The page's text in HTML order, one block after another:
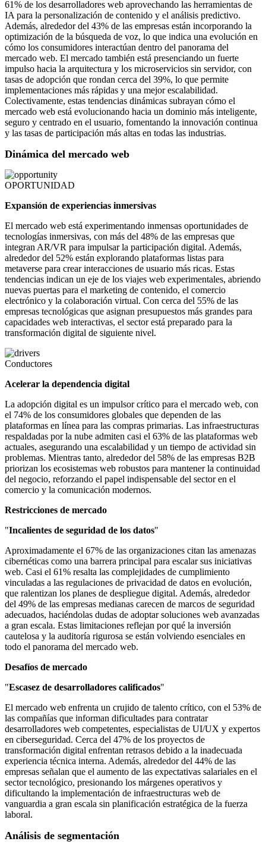
61% de los desarrolladores web aprovechando las herramientas de
IA para la personalización de contenido y el análisis predictivo.
Además, alrededor del 43% de las empresas están incorporando la
optimización de la búsqueda de voz, lo que indica una evolución en
cómo los consumidores interactúan dentro del panorama del
mercado web. El mercado también está presenciando un fuerte
impulso hacia la arquitectura y los microservicios sin servidor, con
tasas de adopción que rondan cerca del 39%, lo que permite
implementaciones más rápidas y una mejor escalabilidad.
Colectivamente, estas tendencias dinámicas subrayan cómo el
mercado web está evolucionando hacia un dominio más inteligente,
seguro y centrado en el usuario, fomentando la innovación continua
y las tasas de participación más altas en todas las industrias.
Dinámica del mercado web
OPORTUNIDAD
Expansión de experiencias inmersivas
El mercado web está experimentando inmensas oportunidades de
tecnologías inmersivas, con más del 48% de las empresas que
integran AR/VR para impulsar la participación digital. Además,
alrededor del 52% están explorando plataformas listas para
metaverse para crear interacciones de usuario más ricas. Estas
tendencias indican un eje de los viajes web experimentales, abriendo
nuevas puertas para el marketing de contenido, el comercio
electrónico y la colaboración virtual. Con cerca del 55% de las
empresas tecnológicas que asignan presupuestos más grandes para
capacidades web interactivas, el sector está preparado para la
transformación digital de siguiente nivel.
Conductores
Acelerar la dependencia digital
La adopción digital es un impulsor crítico para el mercado web, con
el 74% de los consumidores globales que dependen de las
plataformas en línea para las compras primarias. Las infraestructuras
respaldadas por la nube admiten casi el 63% de las plataformas web
actuales, asegurando una escalabilidad y un tiempo de actividad sin
problemas. Mientras tanto, alrededor del 58% de las empresas B2B
priorizan los ecosistemas web robustos para mantener la continuidad
del negocio, reforzando el papel indispensable del sector en el
comercio y la comunicación modernos.
Restricciones de mercado
"Incalientes de seguridad de los datos"
Aproximadamente el 67% de las organizaciones citan las amenazas
cibernéticas como una barrera principal para escalar sus iniciativas
web. Casi el 61% resalta las complejidades de cumplimiento
vinculadas a las regulaciones de privacidad de datos en evolución,
que ralentizan los planes de despliegue digital. Además, alrededor
del 49% de las empresas medianas carecen de marcos de seguridad
adecuados, haciéndolas dudas de adoptar soluciones web avanzadas
a gran escala. Estas limitaciones reflejan por qué la inversión
cautelosa y la auditoría rigurosa se están volviendo esenciales en
todo el panorama del mercado web.
Desafíos de mercado
"Escasez de desarrolladores calificados"
El mercado web enfrenta un crujido de talento crítico, con el 53% de
las compañías que informan dificultades para contratar
desarrolladores web competentes, especialistas de UI/UX y expertos
en ciberseguridad. Cerca del 47% de los proyectos de
transformación digital enfrentan retrasos debido a la inadecuada
experiencia técnica interna. Además, alrededor del 44% de las
empresas señalan que el aumento de las expectativas salariales en el
sector tecnológico, presionando los márgenes operativos y
dificultando la implementación de infraestructuras web de
vanguardia a gran escala sin planificación estratégica de la fuerza
laboral.
Análisis de segmentación